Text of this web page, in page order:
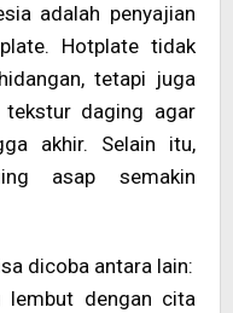
adalah penyajian
Hotplate tidak
tetapi juga
tekstur daging agar
akhir. Selain itu,
asap semakin
dicoba antara lain:
lembut dengan cita